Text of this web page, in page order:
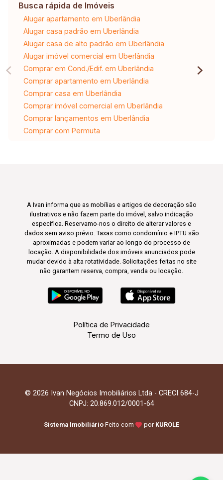
Busca rápida de Imóveis
Alugar apartamento em Uberlândia
Alugar casa padrão em Uberlândia
Alugar casa de alto padrão em Uberlândia
Alugar imóvel comercial em Uberlândia
Comprar em Cond./Edif. em Uberlândia
Comprar apartamento em Uberlândia
Comprar casa em Uberlândia
Comprar imóvel comercial em Uberlândia
Comprar lançamentos em Uberlândia
Comprar com Permuta
A Ivan informa que as mobílias e artigos de decoração são
ilustrativos e não fazem parte do imóvel, salvo indicação
específica. Reservamo-nos o direito de alterar valores e
dados sem aviso prévio. Taxas como condomínio e IPTU são
aproximadas e podem variar ao longo do processo de
locação. A disponibilidade dos imóveis anunciados pode
mudar devido à alta rotatividade. Solicitações feitas no site
não garantem reserva, compra, venda ou locação.
Política de Privacidade
Termo de Uso
© 2026 Ivan Negócios Imobiliários Ltda - CRECI 684-J
CNPJ: 20.869.012/0001-64
Sistema Imobiliário Feito com por KUROLE